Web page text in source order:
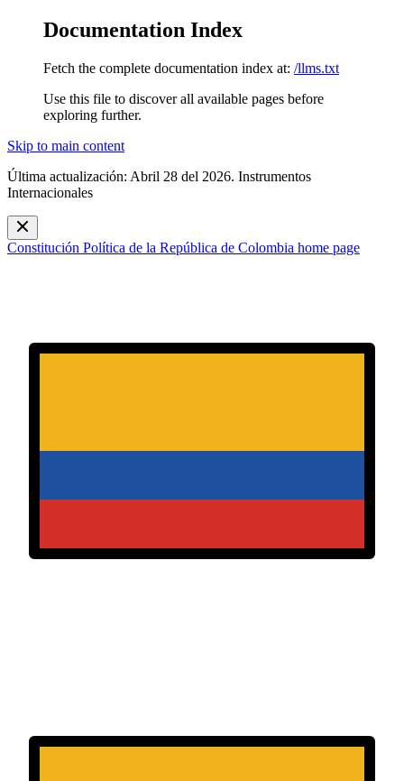
Documentation Index
Fetch the complete documentation index at: /llms.txt
Use this file to discover all available pages before
exploring further.
Skip to main content
Última actualización: Abril 28 del 2026. Instrumentos
Internacionales
Constitución Política de la República de Colombia home page